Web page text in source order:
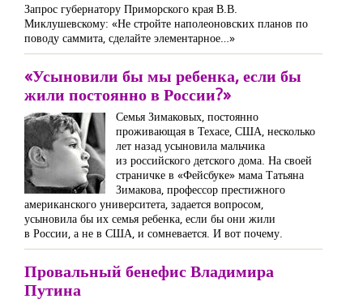
Запрос губернатору Приморского края В.В.
Миклушевскому: «Не стройте наполеоновских планов по
поводу саммита, сделайте элементарное…»
«Усыновили бы мы ребенка, если бы
жили постоянно в России?»
Семья Зимаковых, постоянно
проживающая в Техасе, США, несколько
лет назад усыновила мальчика
из российского детского дома. На своей
страничке в «Фейсбуке» мама Татьяна
Зимакова, профессор престижного
американского университета, задается вопросом,
усыновила бы их семья ребенка, если бы они жили
в России, а не в США, и сомневается. И вот почему.
Провальный бенефис Владимира
Путина